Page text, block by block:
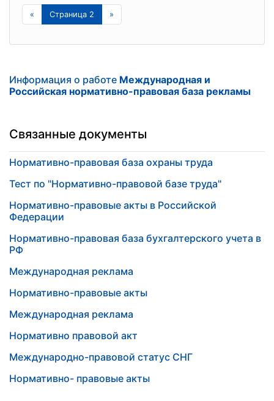
« Страница 2 »
Информация о работе Международная и
Российская нормативно-правовая база рекламы
Связанные документы
Нормативно-правовая база охраны труда
Тест по "Нормативно-правовой базе труда"
Нормативно-правовые акты в Российской
Федерации
Нормативно-правовая база бухгалтерского учета в
РФ
Международная реклама
Нормативно-правовые акты
Международная реклама
Нормативно правовой акт
Международно-правовой статус СНГ
Нормативно- правовые акты